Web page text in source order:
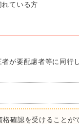
ている方
が要配慮者等に同行
確認を受けることが